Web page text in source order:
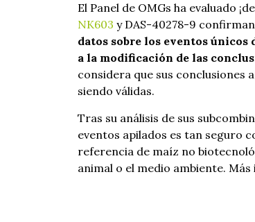
El Panel de OMGs ha evaluado
NK603 y DAS-40278-9
datos sobre los eventos únicos
a la modificación de las
considera que sus conclusiones
siendo válidas.
Tras su análisis de sus
eventos apilados es tan seguro
referencia de maíz no
animal o el medio ambiente.